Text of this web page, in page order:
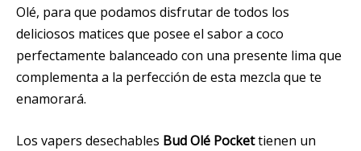
Olé, para que podamos disfrutar de todos los
deliciosos matices que posee el sabor a coco
perfectamente balanceado con una presente lima que
complementa a la perfección de esta mezcla que te
enamorará.
Los vapers desechables Bud Olé Pockettienen un